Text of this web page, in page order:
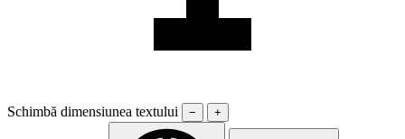
Schimbă dimensiunea textului − +